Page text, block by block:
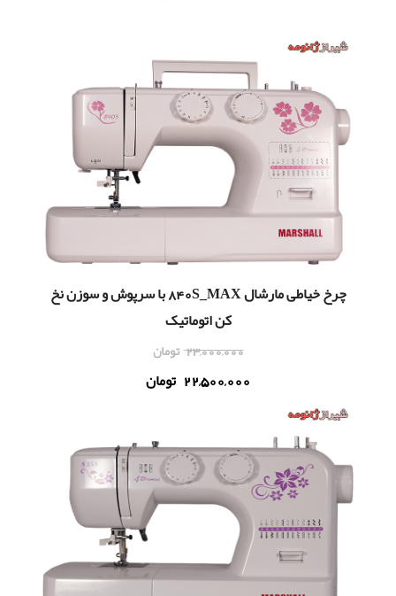
چرخ خياطی مارشال 840S_MAX با سرپوش و سوزن نخ
کن اتوماتیک
23,000,000 تومان
22,500,000 تومان